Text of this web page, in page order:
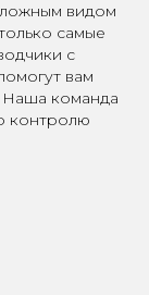
видом
самые
с
вам
Наша команда
контролю